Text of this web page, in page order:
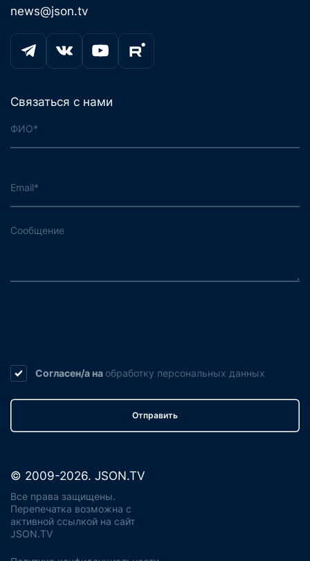
news@json.tv
Связаться с нами
Согласен/а на обработку персональных данных
Отправить
© 2009-2026. JSON.TV
Все права защищены.
Перепечатка возможна с
активной ссылкой на сайт
JSON.TV